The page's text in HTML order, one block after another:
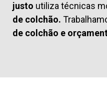
justo utiliza técnicas
de colchão.
de colchão e